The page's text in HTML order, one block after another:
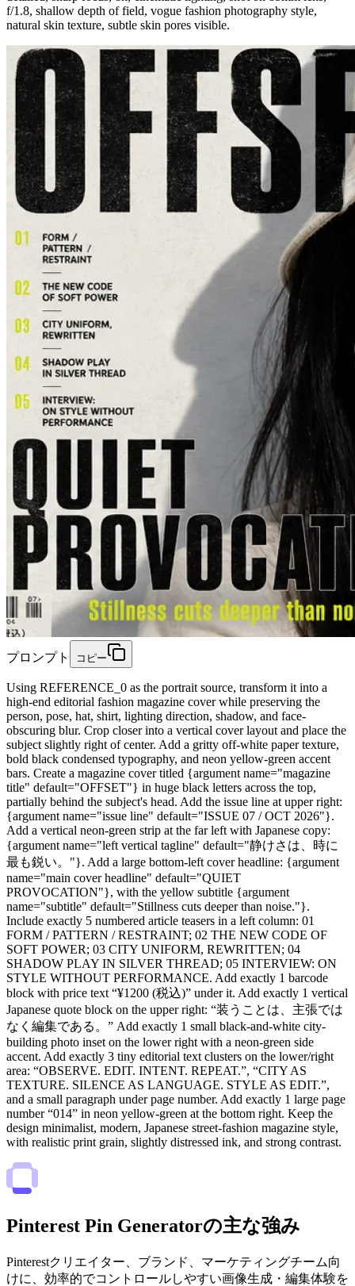
f/1.8, shallow depth of field, vogue fashion photography style,
natural skin texture, subtle skin pores visible.
プロンプト コピー
Using REFERENCE_0 as the portrait source, transform it into a
high-end editorial fashion magazine cover while preserving the
person, pose, hat, shirt, lighting direction, shadow, and face-
obscuring blur. Crop closer into a vertical cover layout and place the
subject slightly right of center. Add a gritty off-white paper texture,
bold black condensed typography, and neon yellow-green accent
bars. Create a magazine cover titled {argument name="magazine
title" default="OFFSET"} in huge black letters across the top,
partially behind the subject's head. Add the issue line at upper right:
{argument name="issue line" default="ISSUE 07 / OCT 2026"}.
Add a vertical neon-green strip at the far left with Japanese copy:
{argument name="left vertical tagline" default="静けさは、時に
最も鋭い。"}. Add a large bottom-left cover headline: {argument
name="main cover headline" default="QUIET
PROVOCATION"}, with the yellow subtitle {argument
name="subtitle" default="Stillness cuts deeper than noise."}.
Include exactly 5 numbered article teasers in a left column: 01
FORM / PATTERN / RESTRAINT; 02 THE NEW CODE OF
SOFT POWER; 03 CITY UNIFORM, REWRITTEN; 04
SHADOW PLAY IN SILVER THREAD; 05 INTERVIEW: ON
STYLE WITHOUT PERFORMANCE. Add exactly 1 barcode
block with price text “¥1200 (税込)” under it. Add exactly 1 vertical
Japanese quote block on the upper right: “装うことは、主張では
なく編集である。” Add exactly 1 small black-and-white city-
building photo inset on the lower right with a neon-green side
accent. Add exactly 3 tiny editorial text clusters on the lower/right
area: “OBSERVE. EDIT. INTENT. REPEAT.”, “CITY AS
TEXTURE. SILENCE AS LANGUAGE. STYLE AS EDIT.”,
and a small paragraph under page number. Add exactly 1 large page
number “014” in neon yellow-green at the bottom right. Keep the
design minimalist, modern, Japanese street-fashion magazine style,
with realistic print grain, slightly distressed ink, and strong contrast.
Pinterest Pin Generatorの主な強み
Pinterestクリエイター、ブランド、マーケティングチーム向
けに、効率的でコントロールしやすい画像生成・編集体験を